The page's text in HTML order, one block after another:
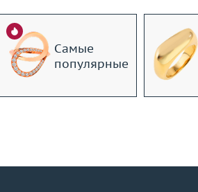
Самые
популярные